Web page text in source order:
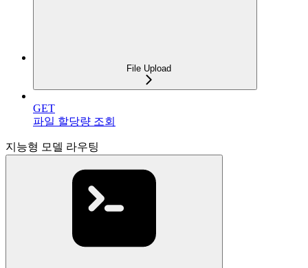
File Upload
GET
파일 할당량 조회
지능형 모델 라우팅